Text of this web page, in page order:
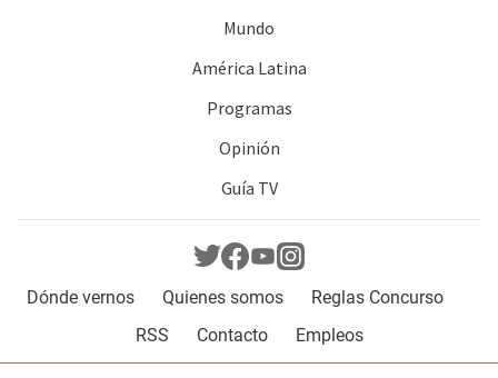
Mundo
América Latina
Programas
Opinión
Guía TV
Dónde vernos Quienes somos
Reglas Concurso
RSS
Contacto Empleos